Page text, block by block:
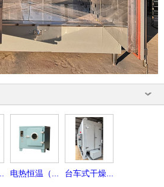
电热恒温（... 台车式干燥...